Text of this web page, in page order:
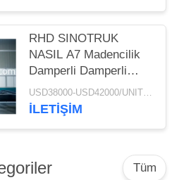
RHD SINOTRUK
NASIL A7 Madencilik
Damperli Damperli
Kamyon
ZZ3257M3847N1 A7-P
Kabin Uzun Ömürlü
USD38000-USD42000/UNIT)negotiation MOQ:1 ADET
İLETIŞIM
Tüm